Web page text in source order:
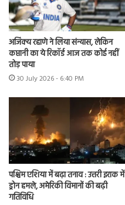
अजिंक्य रहाणे ने लिया संन्यास, लेकिन
कप्तानी का ये रिकॉर्ड आज तक कोई नहीं
तोड़ पाया
30 July 2026 - 6:40 PM
पश्चिम एशिया में बढ़ा तनाव : उत्तरी इराक में
ड्रोन हमले, अमेरिकी विमानों की बढ़ी
गतिविधि